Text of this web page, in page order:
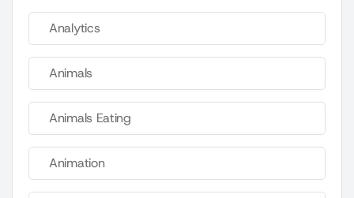
Analytics
Animals
Animals Eating
Animation